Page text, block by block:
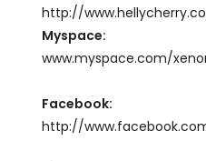
http://
Myspace:
www.myspace.com/
Facebook:
http://